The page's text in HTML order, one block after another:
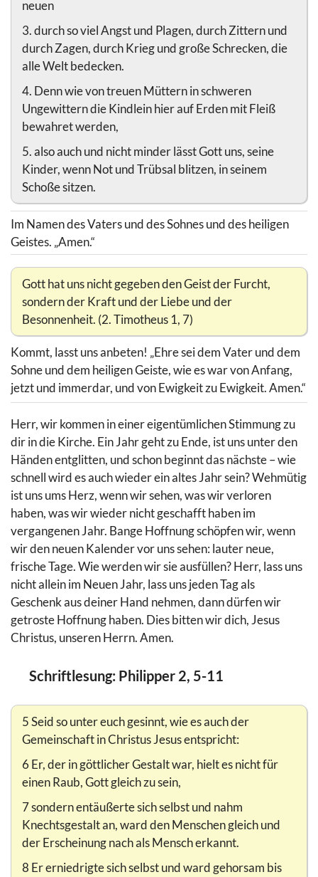
neuen
3. durch so viel Angst und Plagen, durch Zittern und
durch Zagen, durch Krieg und große Schrecken, die
alle Welt bedecken.
4. Denn wie von treuen Müttern in schweren
Ungewittern die Kindlein hier auf Erden mit Fleiß
bewahret werden,
5. also auch und nicht minder lässt Gott uns, seine
Kinder, wenn Not und Trübsal blitzen, in seinem
Schoße sitzen.
Im Namen des Vaters und des Sohnes und des heiligen
Geistes. „Amen.“
Gott hat uns nicht gegeben den Geist der Furcht,
sondern der Kraft und der Liebe und der
Besonnenheit. (2. Timotheus 1, 7)
Kommt, lasst uns anbeten! „Ehre sei dem Vater und dem
Sohne und dem heiligen Geiste, wie es war von Anfang,
jetzt und immerdar, und von Ewigkeit zu Ewigkeit. Amen.“
Herr, wir kommen in einer eigentümlichen Stimmung zu
dir in die Kirche. Ein Jahr geht zu Ende, ist uns unter den
Händen entglitten, und schon beginnt das nächste – wie
schnell wird es auch wieder ein altes Jahr sein? Wehmütig
ist uns ums Herz, wenn wir sehen, was wir verloren
haben, was wir wieder nicht geschafft haben im
vergangenen Jahr. Bange Hoffnung schöpfen wir, wenn
wir den neuen Kalender vor uns sehen: lauter neue,
frische Tage. Wie werden wir sie ausfüllen? Herr, lass uns
nicht allein im Neuen Jahr, lass uns jeden Tag als
Geschenk aus deiner Hand nehmen, dann dürfen wir
getroste Hoffnung haben. Dies bitten wir dich, Jesus
Christus, unseren Herrn. Amen.
Schriftlesung: Philipper 2, 5-11
5 Seid so unter euch gesinnt, wie es auch der
Gemeinschaft in Christus Jesus entspricht:
6 Er, der in göttlicher Gestalt war, hielt es nicht für
einen Raub, Gott gleich zu sein,
7 sondern entäußerte sich selbst und nahm
Knechtsgestalt an, ward den Menschen gleich und
der Erscheinung nach als Mensch erkannt.
8 Er erniedrigte sich selbst und ward gehorsam bis